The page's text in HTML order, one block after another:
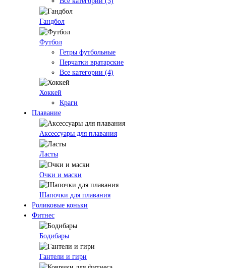
Гандбол
Футбол
Гетры футбольные
Перчатки вратарские
Все категории (4)
Хоккей
Краги
Плавание
Аксессуары для плавания
Ласты
Очки и маски
Шапочки для плавания
Роликовые коньки
Фитнес
Бодибары
Гантели и гири